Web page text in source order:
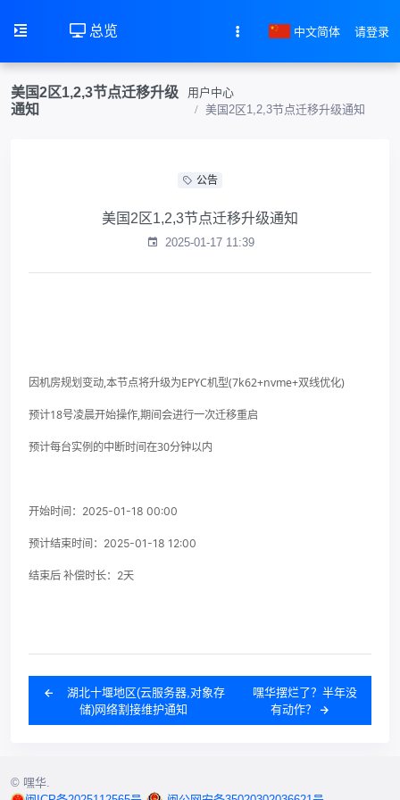
总览 中文简体 请登录
美国2区1,2,3节点迁移升级
通知
用户中心
美国2区1,2,3节点迁移升级通知
公告
美国2区1,2,3节点迁移升级通知
2025-01-17 11:39
因机房规划变动,本节点将升级为EPYC机型(7k62+nvme+双线优化)
预计18号凌晨开始操作,期间会进行一次迁移重启
预计每台实例的中断时间在30分钟以内
开始时间：2025-01-18 00:00
预计结束时间：2025-01-18 12:00
结束后 补偿时长：2天
湖北十堰地区(云服务器,对象存
储)网络割接维护通知
嘿华摆烂了？半年没
有动作？
© 嘿华.